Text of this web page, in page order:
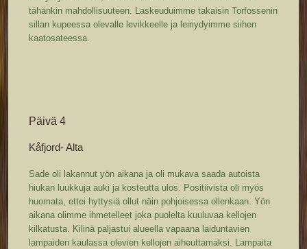
tähänkin mahdollisuuteen. Laskeuduimme takaisin Torfossenin
sillan kupeessa olevalle levikkeelle ja leiriydyimme siihen
kaatosateessa.
Päivä 4
Kåfjord- Alta
Sade oli lakannut yön aikana ja oli mukava saada autoista
hiukan luukkuja auki ja kosteutta ulos. Positiivista oli myös
huomata, ettei hyttysiä ollut näin pohjoisessa ollenkaan. Yön
aikana olimme ihmetelleet joka puolelta kuuluvaa kellojen
kilkatusta. Kilinä paljastui alueella vapaana laiduntavien
lampaiden kaulassa olevien kellojen aiheuttamaksi. Lampaita